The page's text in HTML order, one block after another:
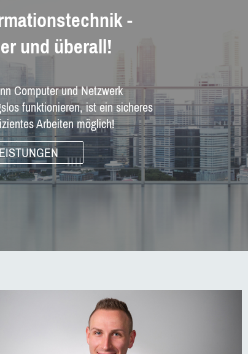
-
und überall!
Computer und Netzwerk
funktionieren, ist ein sicheres
Arbeiten möglich!